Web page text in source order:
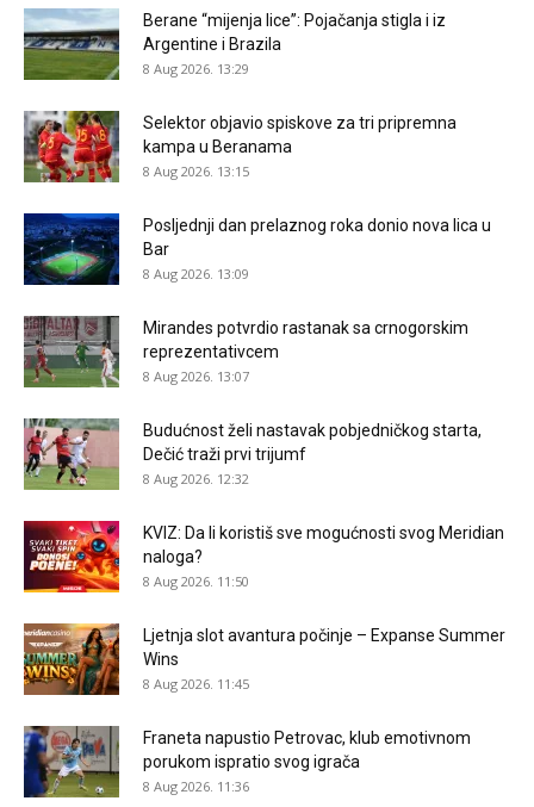
Berane “mijenja lice”: Pojačanja stigla i iz
Argentine i Brazila
8 Aug 2026. 13:29
Selektor objavio spiskove za tri pripremna
kampa u Beranama
8 Aug 2026. 13:15
Posljednji dan prelaznog roka donio nova lica u
Bar
8 Aug 2026. 13:09
Mirandes potvrdio rastanak sa crnogorskim
reprezentativcem
8 Aug 2026. 13:07
Budućnost želi nastavak pobjedničkog starta,
Dečić traži prvi trijumf
8 Aug 2026. 12:32
KVIZ: Da li koristiš sve mogućnosti svog Meridian
naloga?
8 Aug 2026. 11:50
Ljetnja slot avantura počinje – Expanse Summer
Wins
8 Aug 2026. 11:45
Franeta napustio Petrovac, klub emotivnom
porukom ispratio svog igrača
8 Aug 2026. 11:36